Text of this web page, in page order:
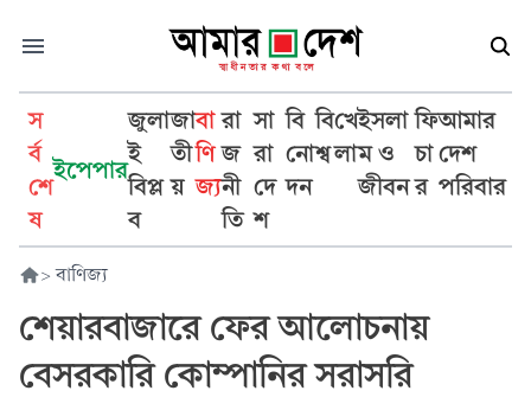
স
র্ব
শে
ষ
ইপেপার
জুলা
ই
বিপ্ল
ব
জা
তী
য়
বা
ণি
জ্য
রা
জ
নী
তি
সা
রা
দে
শ
বি
নো
দন
বি
শ্ব
খে
লা
ইসলা
ম ও
জীবন
ফি
চা
র
আমার
দেশ
পরিবার
> বাণিজ্য
শেয়ারবাজারে ফের আলোচনায়
বেসরকারি কোম্পানির সরাসরি